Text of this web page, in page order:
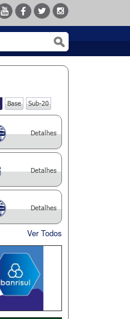
Base Sub-20
Detalhes
Detalhes
Detalhes
Ver Todos